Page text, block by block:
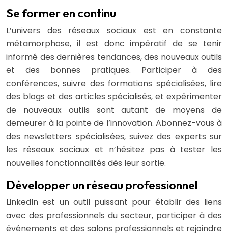
Se former en continu
L’univers des réseaux sociaux est en constante
métamorphose, il est donc impératif de se tenir
informé des dernières tendances, des nouveaux outils
et des bonnes pratiques. Participer à des
conférences, suivre des formations spécialisées, lire
des blogs et des articles spécialisés, et expérimenter
de nouveaux outils sont autant de moyens de
demeurer à la pointe de l’innovation. Abonnez-vous à
des newsletters spécialisées, suivez des experts sur
les réseaux sociaux et n’hésitez pas à tester les
nouvelles fonctionnalités dès leur sortie.
Développer un réseau professionnel
LinkedIn est un outil puissant pour établir des liens
avec des professionnels du secteur, participer à des
événements et des salons professionnels et rejoindre